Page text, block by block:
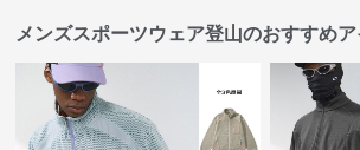
メンズスポーツウェア登山のおすすめ